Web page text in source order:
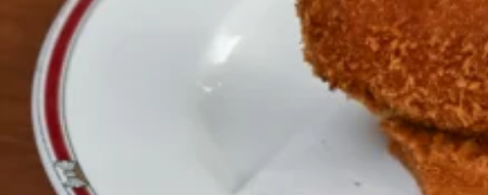
CULTURE
すべて
関西で開催。